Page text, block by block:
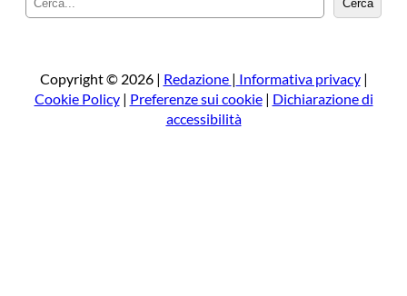
e
a
Cerca
Copyright © 2026 | Redazione | Informativa privacy|
Cookie Policy| Preferenze sui cookie| Dichiarazione di
accessibilità